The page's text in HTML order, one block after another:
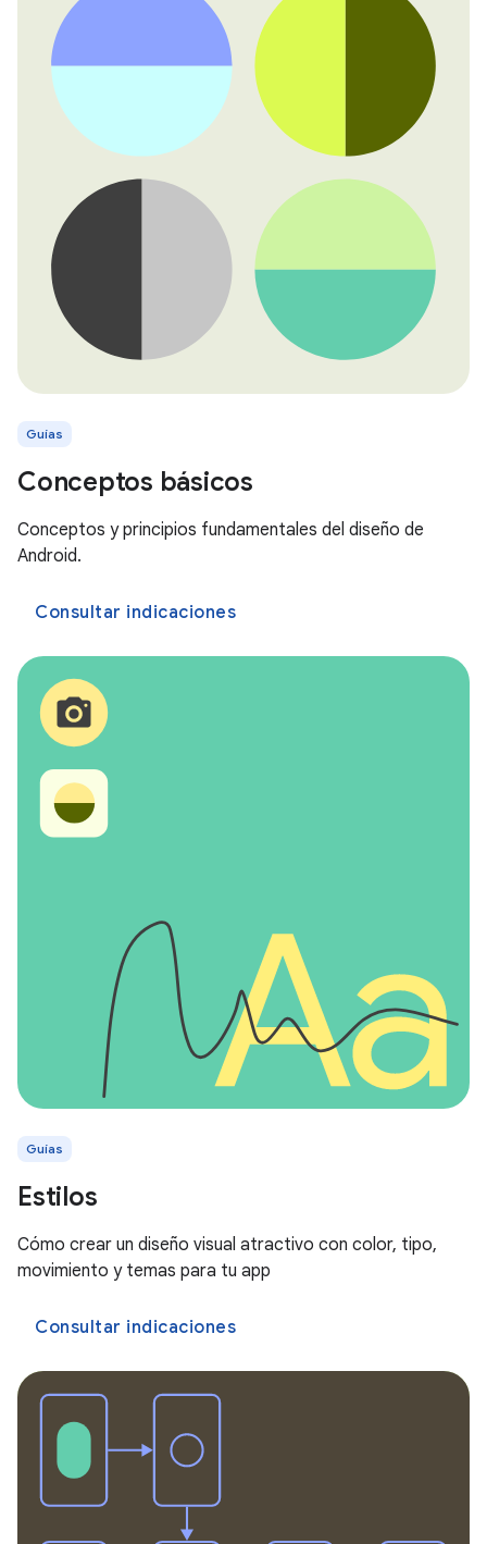
Guías
Conceptos básicos
Conceptos y principios fundamentales del diseño de
Android.
Consultar indicaciones
Guías
Estilos
Cómo crear un diseño visual atractivo con color, tipo,
movimiento y temas para tu app
Consultar indicaciones